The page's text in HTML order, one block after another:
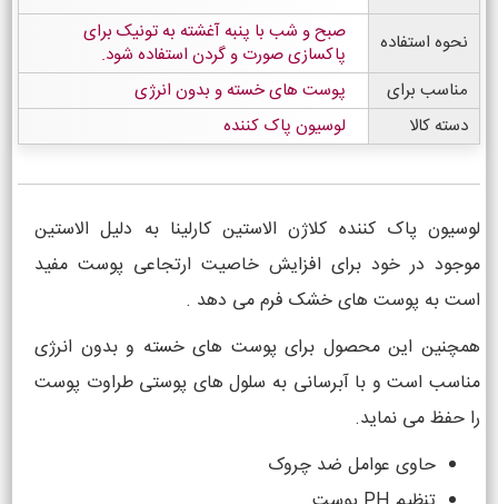
نحوه استفاده
صبح و شب با پنبه آغشته به تونیک برای
پاکسازی صورت و گردن استفاده شود.
مناسب برای
پوست های خسته و بدون انرژی
دسته کالا
لوسیون پاک کننده
لوسیون پاک کننده کلاژن الاستین کارلینا به دلیل الاستین
موجود در خود برای افزایش خاصیت ارتجاعی پوست مفید
است به پوست های خشک فرم می دهد .
همچنین این محصول برای پوست های خسته و بدون انرژی
مناسب است و با آبرسانی به سلول های پوستی طراوت پوست
را حفظ می نماید.
حاوی عوامل ضد چروک